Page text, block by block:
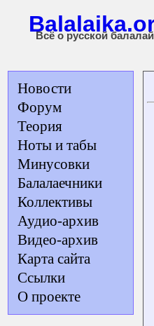
Всё о русской
Новости
Форум
Теория
Ноты и табы
Минусовки
Балалаечники
Коллективы
Аудио-архив
Видео-архив
Карта сайта
Ссылки
О проекте